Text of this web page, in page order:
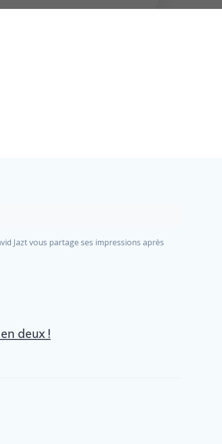
Jazt vous partage ses impressions après
deux !